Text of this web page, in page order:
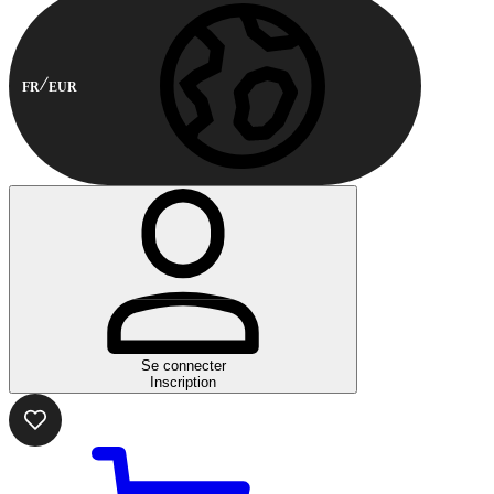
FR EUR
Se connecter
Inscription